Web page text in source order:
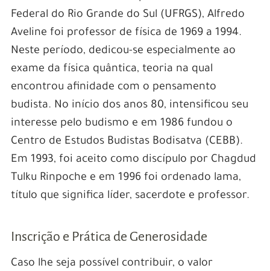
Federal do Rio Grande do Sul (UFRGS), Alfredo
Aveline foi professor de física de 1969 a 1994.
Neste período, dedicou-se especialmente ao
exame da física quântica, teoria na qual
encontrou afinidade com o pensamento
budista. No início dos anos 80, intensificou seu
interesse pelo budismo e em 1986 fundou o
Centro de Estudos Budistas Bodisatva (CEBB).
Em 1993, foi aceito como discípulo por Chagdud
Tulku Rinpoche e em 1996 foi ordenado lama,
título que significa líder, sacerdote e professor.
Inscrição e Prática de Generosidade
Caso lhe seja possível contribuir, o valor